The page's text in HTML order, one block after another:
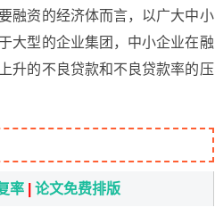
融资的经济体而言，以广大中小
大型的企业集团，中小企业在融
升的不良贷款和不良贷款率的压
率 论文免费排版